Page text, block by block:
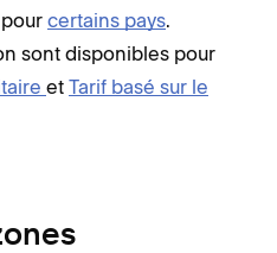
certains pays.
sont disponibles pour
et Tarif basé sur le